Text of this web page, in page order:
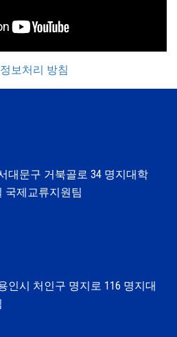
보처리 방침
대문구 거북골로 34 명지대학
국제교류지원팀
인시 처인구 명지로 116 명지대